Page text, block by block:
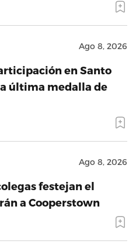
Ago 8, 2026
en Santo
última medalla de
Ago 8, 2026
festejan el
a Cooperstown